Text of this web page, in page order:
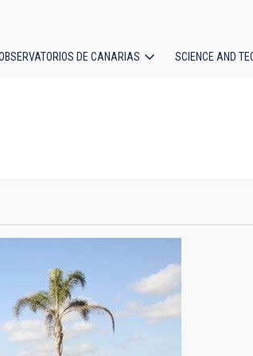
DE CANARIAS SCIENCE AND